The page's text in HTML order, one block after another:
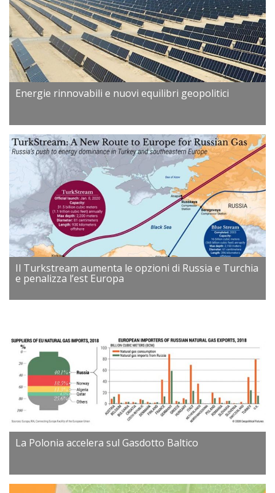
Energie rinnovabili e nuovi equilibri geopolitici
Il Turkstream aumenta le opzioni di Russia e Turchia
e penalizza l’est Europa
La Polonia accelera sul Gasdotto Baltico